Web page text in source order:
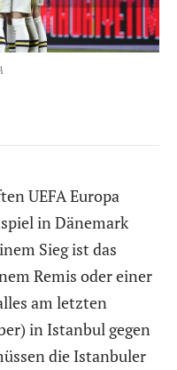
UEFA Europa
in Dänemark
Sieg ist das
Remis oder einer
am letzten
in Istanbul gegen
die Istanbuler